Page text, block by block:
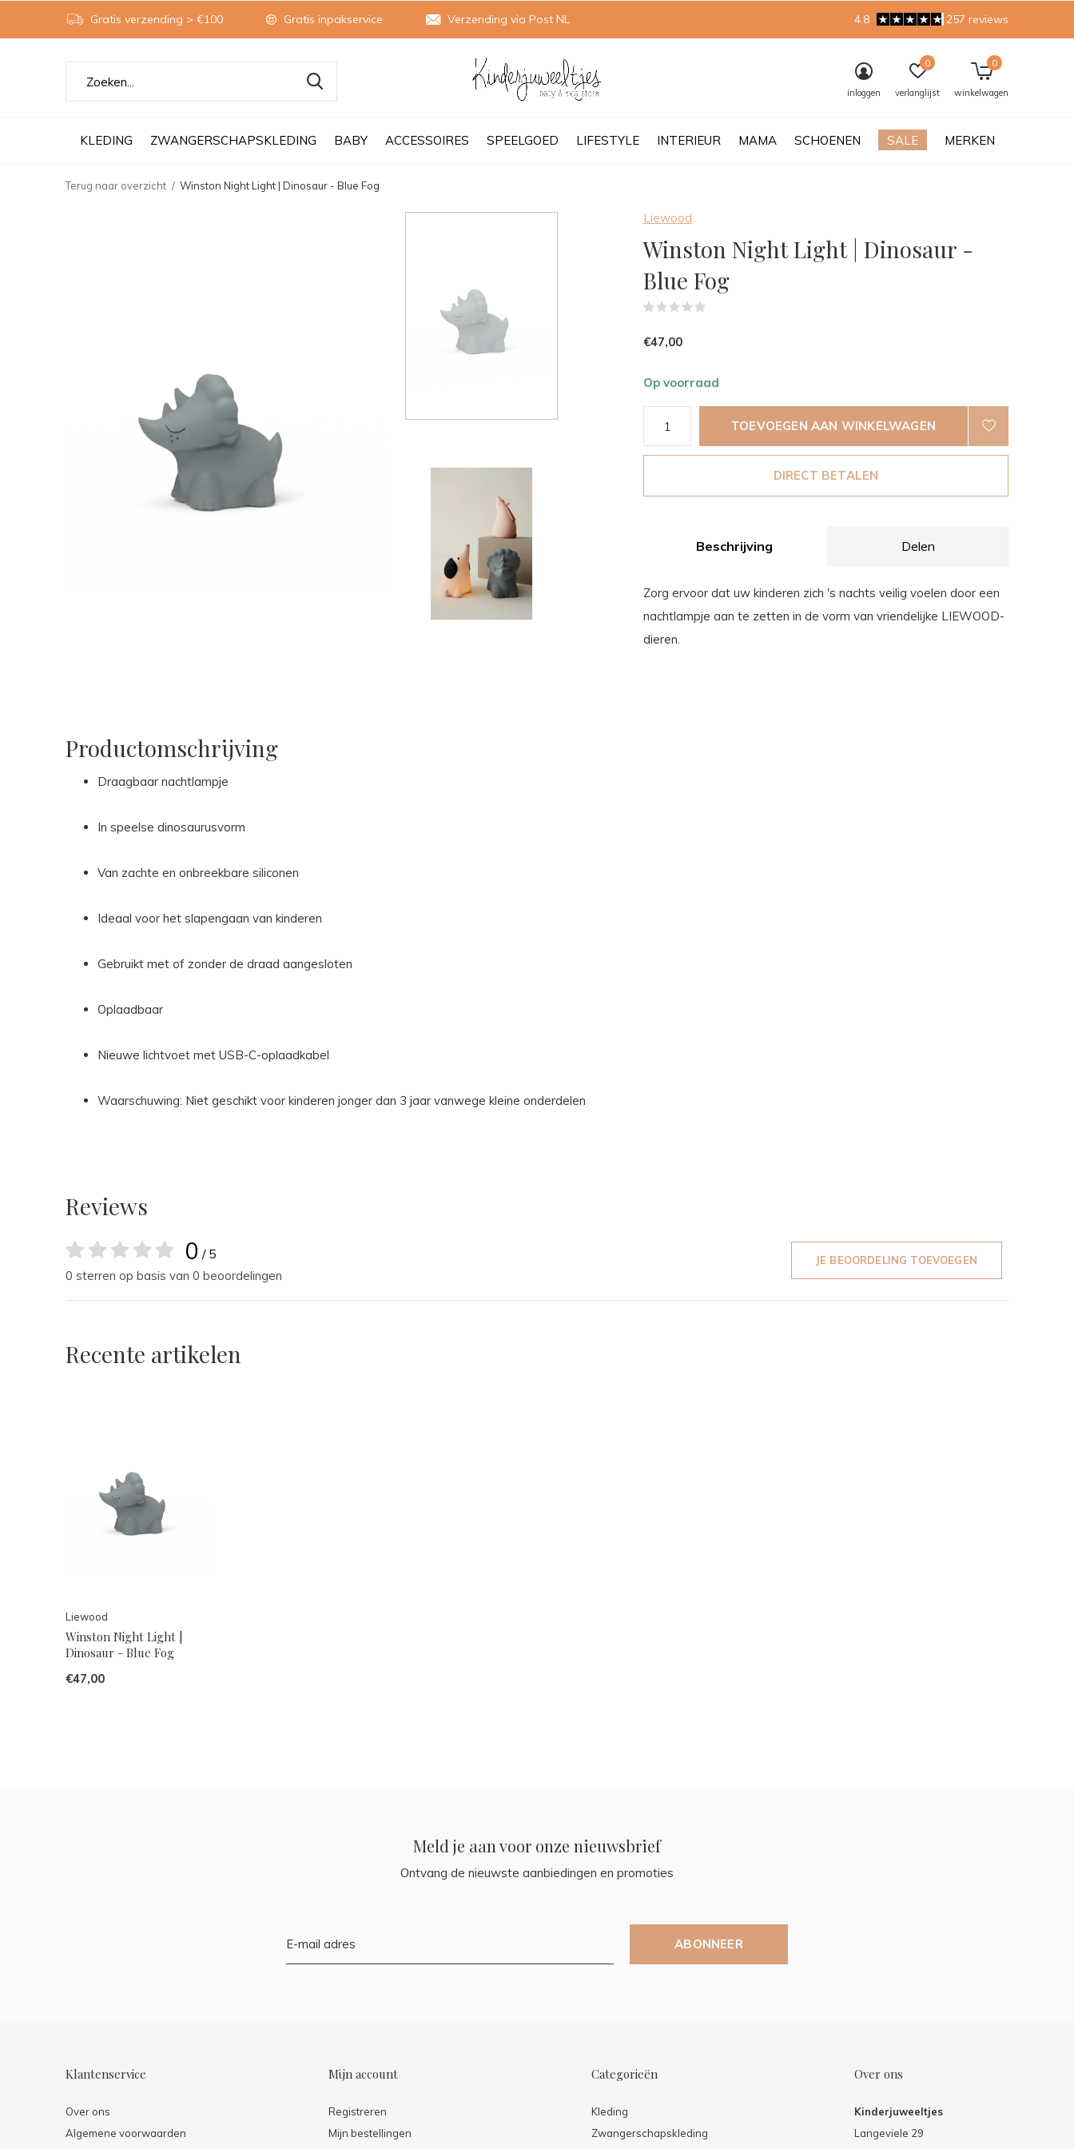
KLEDING ZWANGERSCHAPSKLEDING BABY ACCESSOIRES SPEELGOED LIFESTYLE INTERIEUR MAMA SCHOENEN SALE MERKEN
inloggen verlanglijst
0
winkelwagen
0
Gratis verzending > €100 Gratis inpakservice Verzending via Post NL 4.8 257 reviews
Terug naar overzicht Winston Night Light | Dinosaur - Blue Fog
Liewood
Winston Night Light | Dinosaur -
Blue Fog
€47,00
Op voorraad
TOEVOEGEN AAN WINKELWAGEN
DIRECT BETALEN
Beschrijving Delen
Zorg ervoor dat uw kinderen zich 's nachts veilig voelen door een
nachtlampje aan te zetten in de vorm van vriendelijke LIEWOOD-
dieren.
Productomschrijving
Draagbaar nachtlampje
In speelse dinosaurusvorm
Van zachte en onbreekbare siliconen
Ideaal voor het slapengaan van kinderen
Gebruikt met of zonder de draad aangesloten
Oplaadbaar
Nieuwe lichtvoet met USB-C-oplaadkabel
Waarschuwing: Niet geschikt voor kinderen jonger dan 3 jaar vanwege kleine onderdelen
Reviews
0 / 5
0 sterren op basis van 0 beoordelingen
JE BEOORDELING TOEVOEGEN
Recente artikelen
Liewood
Winston Night Light |
Dinosaur - Blue Fog
€47,00
Meld je aan voor onze nieuwsbrief
Ontvang de nieuwste aanbiedingen en promoties
ABONNEER
Klantenservice
Over ons
Algemene voorwaarden
Mijn account
Registreren
Mijn bestellingen
Categorieën
Kleding
Zwangerschapskleding
Over ons
Kinderjuweeltjes
Langeviele 29